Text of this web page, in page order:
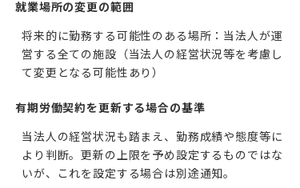
就業場所の変更の範囲
将来的に勤務する可能性のある場所：当法人が運
営する全ての施設（当法人の経営状況等を考慮し
て変更となる可能性あり）
有期労働契約を更新する場合の基準
当法人の経営状況も踏まえ、勤務成績や態度等に
より判断。更新の上限を予め設定するものではな
いが、これを設定する場合は別途通知。